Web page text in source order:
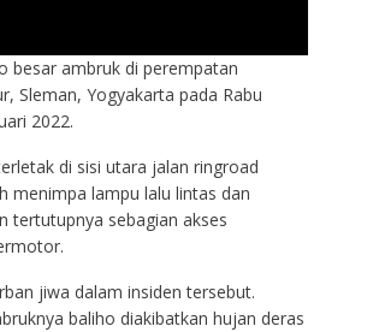
besar ambruk di perempatan
Sleman, Yogyakarta pada Rabu
2022.
di sisi utara jalan ringroad
menimpa lampu lalu lintas dan
tertutupnya sebagian akses
jiwa dalam insiden tersebut.
baliho diakibatkan hujan deras